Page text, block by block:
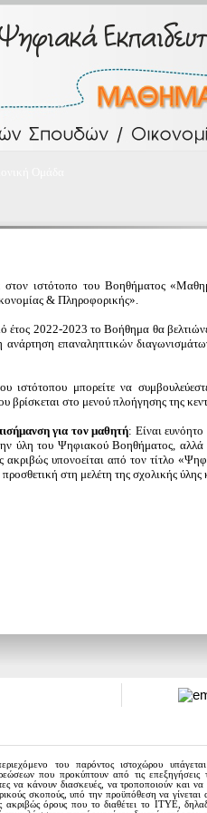
στον ιστότοπο του Βοηθήματος
& Πληροφορικής».
έτος 2022-2023 το Βοήθημα θα
ανάρτηση επαναληπτικών
ιστότοπου μπορείτε να
βρίσκεται στο μενού πλοήγησης της
για τον μαθητή: Είναι ευνόητο
ύλη του Ψηφιακού Βοηθήματος,
ακριβώς υπονοείται από τον τίτλο
προσθετική στη μελέτη της σχολικής
του παρόντος ιστοχώρου
που προκύπτουν από τις
να κάνουν διασκευές, να τροποποιούν και
σκοπούς, υπό την προϋπόθεση να
ακριβώς όρους που το διαθέτει το ΙΤΥΕ,